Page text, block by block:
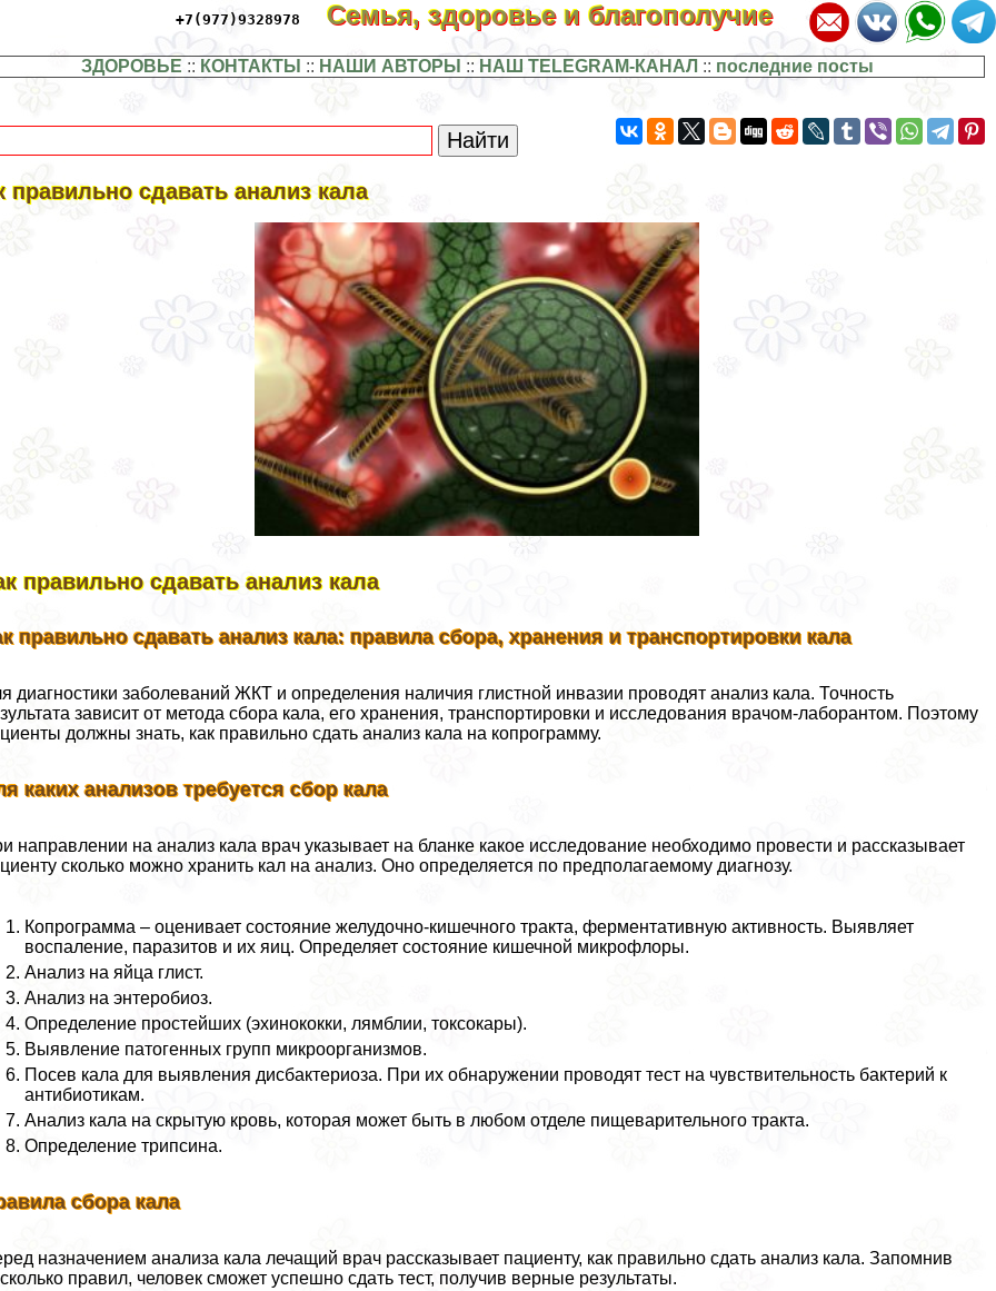
+7(977)9328978 Семья, здоровье и благополучие
ЗДОРОВЬЕ :: КОНТАКТЫ :: НАШИ АВТОРЫ :: НАШ TELEGRAM-КАНАЛ :: последние посты
правильно сдавать анализ кала
правильно сдавать анализ кала
правильно сдавать анализ кала: правила сбора, хранения и трaнcпортировки кала
диагностики заболеваний ЖКТ и определения наличия глистной инвазии проводят анализ кала. Точность
зависит от метода сбора кала, его хранения, трaнcпортировки и исследования врачом-лаборантом. Поэтому
должны знать, как правильно сдать анализ кала на копрограмму.
каких анализов требуется сбор кала
направлении на анализ кала врач указывает на бланке какое исследование необходимо провести и рассказывает
сколько можно хранить кал на анализ. Оно определяется по предполагаемому диагнозу.
Копрограмма – оценивает состояние желудочно-кишечного тpaкта, ферментативную активность. Выявляет
воспаление, паразитов и их яиц. Определяет состояние кишечной микрофлоры.
Анализ на яйца глист.
Анализ на энтеробиоз.
Определение простейших (эхинококки, лямблии, токсокары).
Выявление патогенных групп микроорганизмов.
Посев кала для выявления дисбактериоза. При их обнаружении проводят тест на чувствительность бактерий к
антибиотикам.
Анализ кала на скрытую кровь, которая может быть в любом отделе пищеварительного тpaкта.
Определение трипсина.
сбора кала
назначением анализа кала лечащий врач рассказывает пациенту, как правильно сдать анализ кала. Запомнив
правил, человек сможет успешно сдать тест, получив верные результаты.